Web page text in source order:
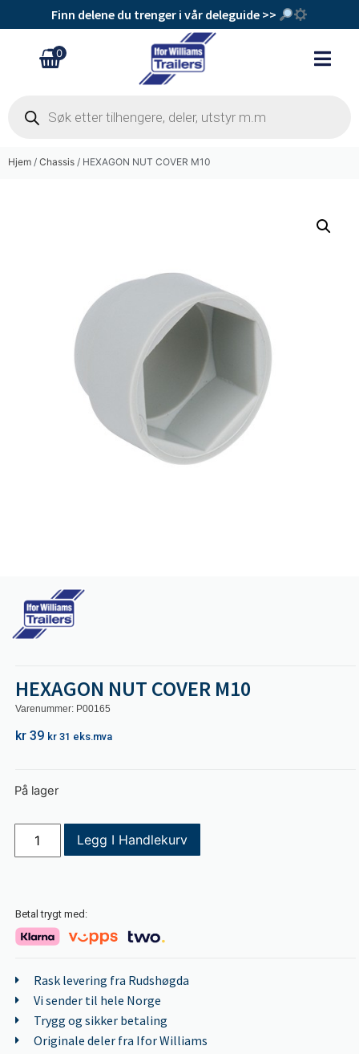
Finn delene du trenger i vår deleguide >>
0
Hjem / Chassis / HEXAGON NUT COVER M10
HEXAGON NUT COVER M10
Varenummer: P00165
kr 39 kr 31 eks.mva
På lager
Legg I Handlekurv
Betal trygt med:
Rask levering fra Rudshøgda
Vi sender til hele Norge
Trygg og sikker betaling
Originale deler fra Ifor Williams
kr169